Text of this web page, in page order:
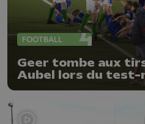
FOOTBALL
Geer tombe aux
Aubel lors du test-